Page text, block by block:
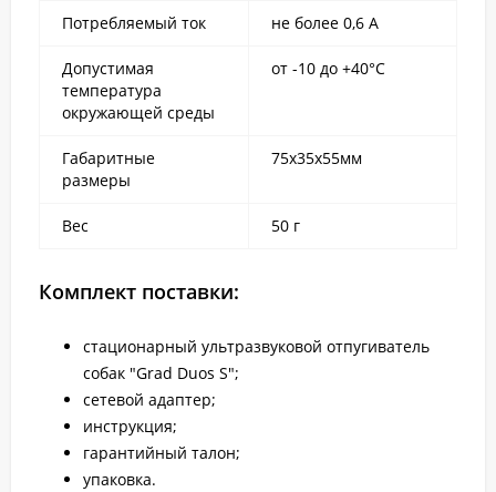
Потребляемый ток не более 0,6 А
Допустимая
температура
окружающей среды
от -10 до +40°C
Габаритные
размеры
75х35х55мм
Вес 50 г
Комплект поставки:
стационарный ультразвуковой отпугиватель
собак "Grad Duos S";
сетевой адаптер;
инструкция;
гарантийный талон;
упаковка.